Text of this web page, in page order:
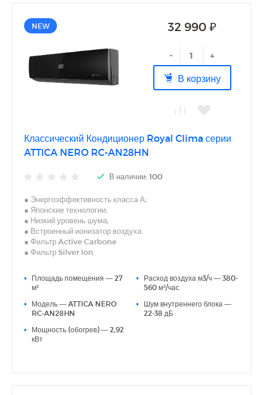
NEW 32 990 ₽
- +
В корзину
Классический Кондиционер Royal Clima серии
ATTICA NERO RC-AN28HN
В наличии: 100
● Энергоэффективность класса А;
● Японские технологии;
● Низкий уровень шума;
● Встроенный ионизатор воздуха
● Фильтр Active Carbone
● Фильтр Silver Ion
● Функция анти-плесень
● 3D AUTO AIR
● I Feel
● Дополнительная шумоизоляция компрессора
● Антикоррозийное покрытие теплообменников Blue Fin
•
Площадь помещения — 27
м²
•
Модель — ATTICA NERO
RC-AN28HN
•
Мощность (обогрев) — 2,92
кВт
•
Расход воздуха м3/ч — 380-
560 м³/час
•
Шум внутреннего блока —
22-38 дБ